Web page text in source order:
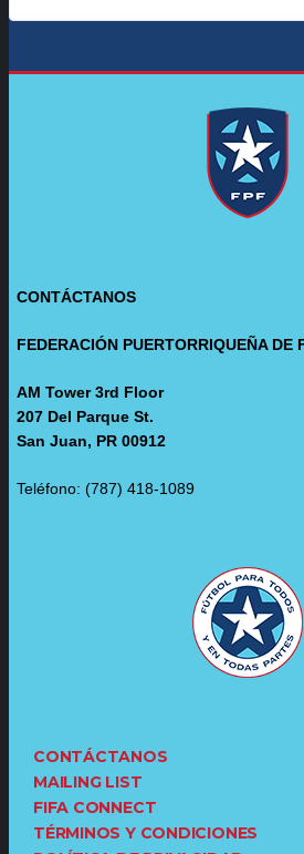
CONTÁCTANOS
FEDERACIÓN PUERTORRIQUEÑA DE
AM Tower 3rd Floor
207 Del Parque St.
San Juan, PR 00912
Teléfono: (787) 418-1089
CONTÁCTANOS
MAILING LIST
FIFA CONNECT
TÉRMINOS Y CONDICIONES